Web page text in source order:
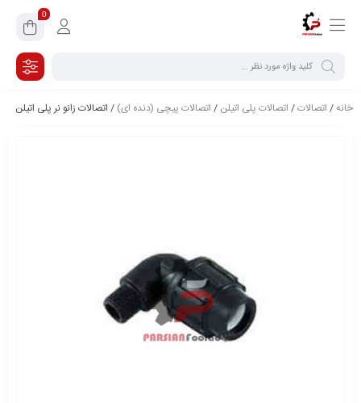
0
خانه/ اتصالات/ اتصالات پلی اتیلن / اتصالات پیچی (دنده ای) / اتصالات زانو نر پلی اتیلن